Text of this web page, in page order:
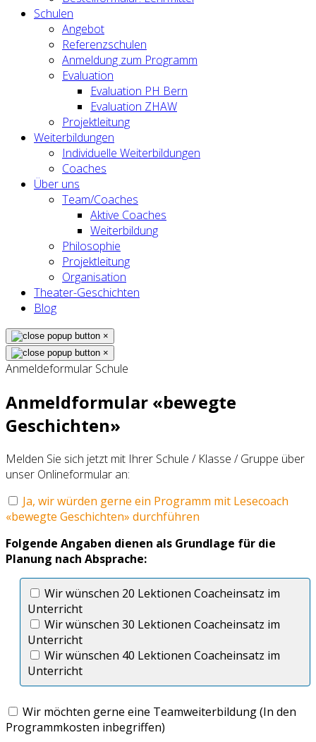
Schulen
Angebot
Referenzschulen
Anmeldung zum Programm
Evaluation
Evaluation PH Bern
Evaluation ZHAW
Projektleitung
Weiterbildungen
Individuelle Weiterbildungen
Coaches
Über uns
Team/Coaches
Aktive Coaches
Weiterbildung
Philosophie
Projektleitung
Organisation
Theater-Geschichten
Blog
×
×
Anmeldeformular Schule
Anmeldformular «bewegte
Geschichten»
Melden Sie sich jetzt mit Ihrer Schule / Klasse / Gruppe über
unser Onlineformular an:
Ja, wir würden gerne ein Programm mit Lesecoach
«bewegte Geschichten» durchführen
Folgende Angaben dienen als Grundlage für die
Planung nach Absprache:
Wir wünschen 20 Lektionen Coacheinsatz im
Unterricht
Wir wünschen 30 Lektionen Coacheinsatz im
Unterricht
Wir wünschen 40 Lektionen Coacheinsatz im
Unterricht
Wir möchten gerne eine Teamweiterbildung (In den
Programmkosten inbegriffen)